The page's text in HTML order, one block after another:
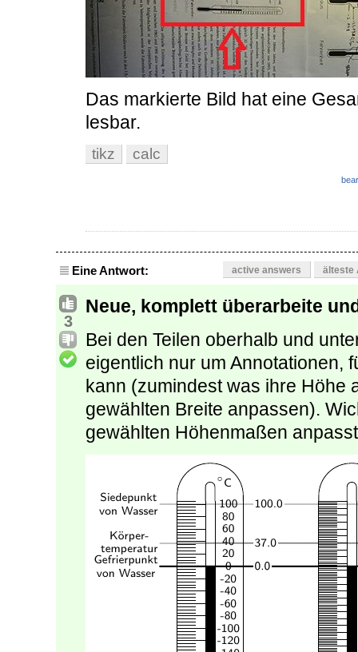
Das markierte Bild hat eine
lesbar.
tikz calc
Eine Antwort: active answers älteste
3
Neue, komplett überarbeite
Bei den Teilen oberhalb und
eigentlich nur um Annotationen,
kann (zumindest was ihre Höhe
gewählten Breite anpassen).
gewählten Höhenmaßen